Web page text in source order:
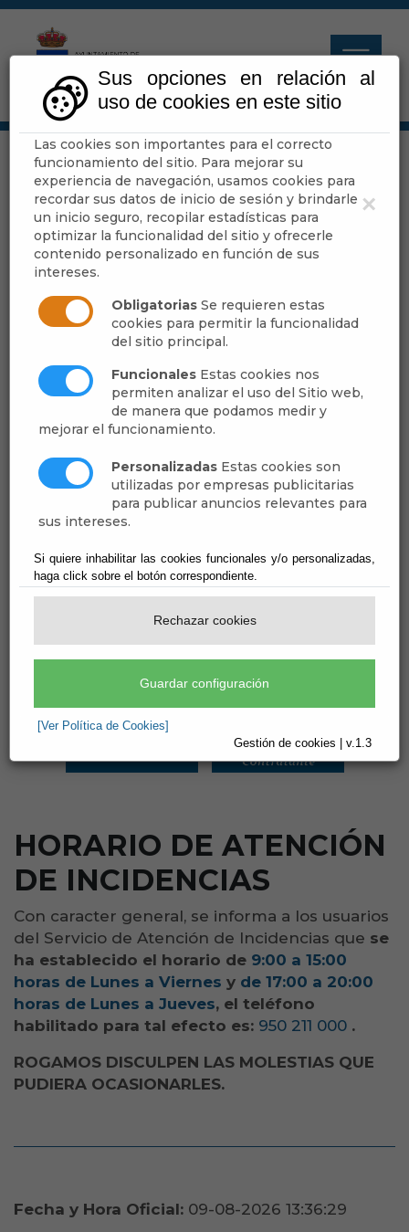
×
Sus opciones en relación al
uso de cookies en este sitio
Las cookies son importantes para el correcto
funcionamiento del sitio. Para mejorar su
experiencia de navegación, usamos cookies para
recordar sus datos de inicio de sesión y brindarle
un inicio seguro, recopilar estadísticas para
optimizar la funcionalidad del sitio y ofrecerle
contenido personalizado en función de sus
intereses.
Obligatorias Se requieren estas
cookies para permitir la funcionalidad
del sitio principal.
Funcionales Estas cookies nos
permiten analizar el uso del Sitio web,
de manera que podamos medir y
mejorar el funcionamiento.
Personalizadas Estas cookies son
utilizadas por empresas publicitarias
para publicar anuncios relevantes para
sus intereses.
Si quiere inhabilitar las cookies funcionales y/o personalizadas,
haga click sobre el botón correspondiente.
Rechazar cookies
Guardar configuración
[Ver Política de Cookies]
Gestión de cookies | v.1.3
Sede Electrónica.
Oficina Virtual
Escuchar
HORARIO DE ATENCIÓN
DE INCIDENCIAS
Con caracter general, se informa a los usuarios
del Servicio de Atención de Incidencias que se
ha establecido el horario de 9:00 a 15:00
horas de Lunes a Viernes y de 17:00 a 20:00
horas de Lunes a Jueves, el teléfono
habilitado para tal efecto es: 950 211 000 .
ROGAMOS DISCULPEN LAS MOLESTIAS QUE
PUDIERA OCASIONARLES.
Fecha y Hora Oficial: 09-08-2026 13:36:30